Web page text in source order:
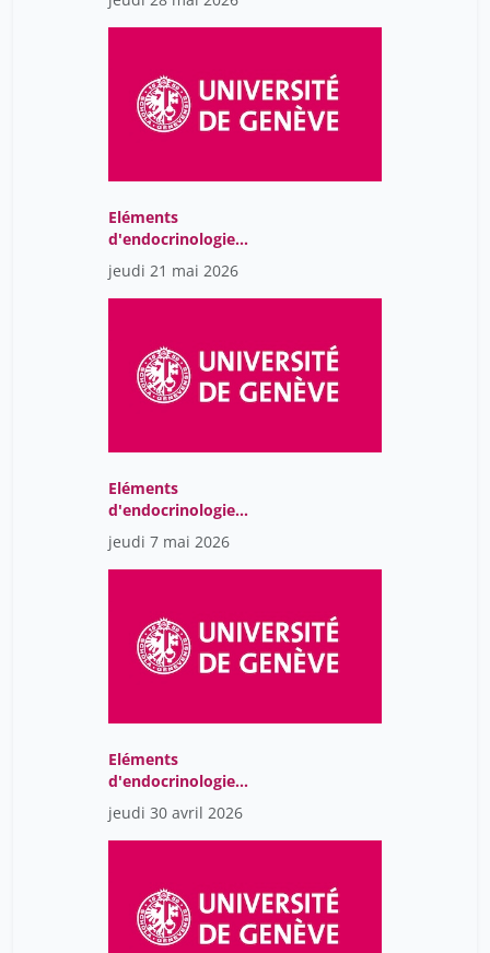
Eléments
d'endocrinologie
moléculaire
jeudi 21 mai 2026
Eléments
d'endocrinologie
moléculaire
jeudi 7 mai 2026
Eléments
d'endocrinologie
moléculaire
jeudi 30 avril 2026